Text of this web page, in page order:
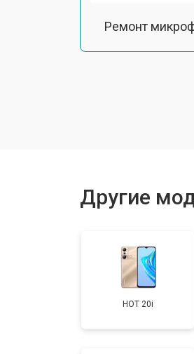
Ремонт
Замена
Другие
HOT 20i